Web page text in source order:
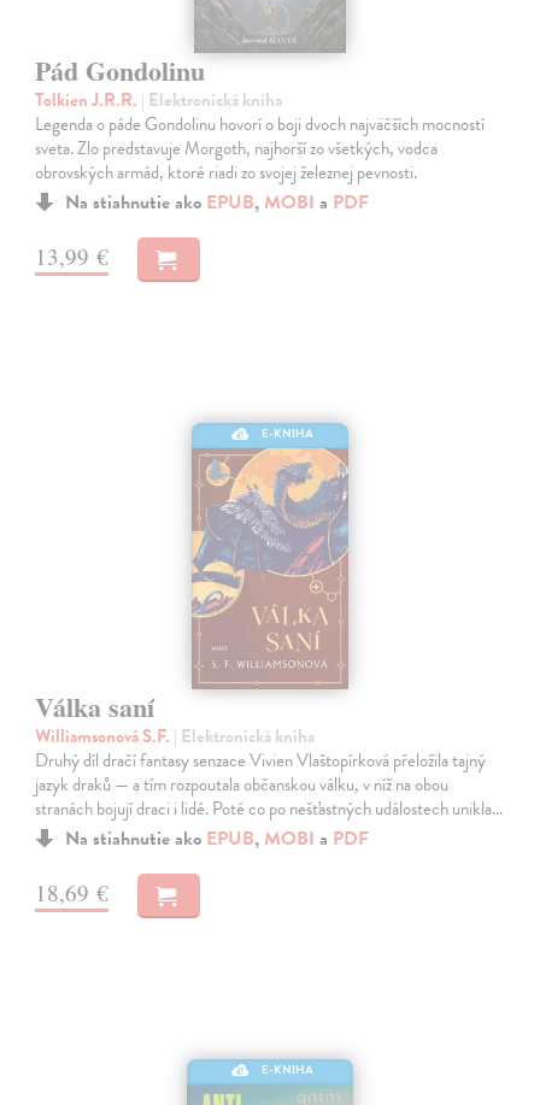
Pád Gondolinu
Tolkien J.R.R. | Elektronická kniha
Legenda o páde Gondolinu hovorí o boji dvoch najväčších mocností
sveta. Zlo predstavuje Morgoth, najhorší zo všetkých, vodca
obrovských armád, ktoré riadi zo svojej železnej pevnosti.
Na stiahnutie ako EPUB, MOBI a PDF
13,99 €
E-KNIHA
Válka saní
Williamsonová S.F. | Elektronická kniha
Druhý díl dračí fantasy senzace Vivien Vlaštopírková přeložila tajný
jazyk draků — a tím rozpoutala občanskou válku, v níž na obou
stranách bojují draci i lidé. Poté co po nešťastných událostech unikla…
Na stiahnutie ako EPUB, MOBI a PDF
18,69 €
E-KNIHA